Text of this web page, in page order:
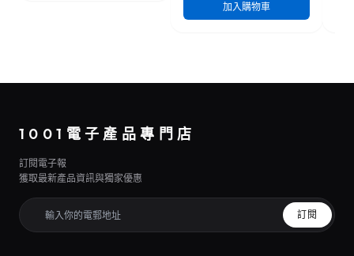
加入購物車
1001電子產品專門店
訂閱電子報
獲取最新產品資訊與獨家優惠
訂閱